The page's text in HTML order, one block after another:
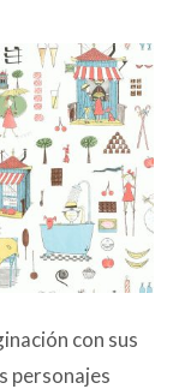
con sus
personajes